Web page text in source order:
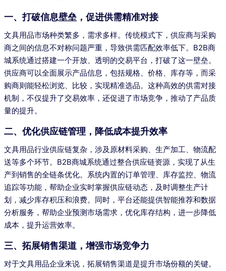
一、打破信息壁垒，促进供需精准对接
文具用品市场种类繁多，需求多样。传统模式下，供应商与采购
商之间的信息不对称问题严重，导致供需匹配效率低下。B2B商
城系统通过搭建一个开放、透明的交易平台，打破了这一壁垒。
供应商可以全面展示产品信息，包括规格、价格、库存等，而采
购商则能轻松浏览、比较，实现精准选品。这种高效的供需对接
机制，不仅提升了交易效率，还促进了市场竞争，推动了产品质
量的提升。
二、优化供应链管理，降低成本提升效率
文具用品行业供应链复杂，涉及原材料采购、生产加工、物流配
送等多个环节。B2B商城系统通过整合供应链资源，实现了从生
产到销售的全链条优化。系统内置的订单管理、库存监控、物流
追踪等功能，帮助企业实时掌握供应链动态，及时调整生产计
划，减少库存积压和浪费。同时，平台还能提供智能推荐和数据
分析服务，帮助企业预测市场需求，优化库存结构，进一步降低
成本，提升运营效率。
三、拓展销售渠道，增强市场竞争力
对于文具用品企业来说，拓展销售渠道是提升市场份额的关键。